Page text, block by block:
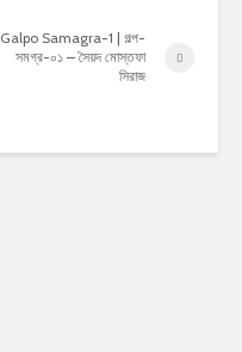
Galpo Samagra-1 | গল্প-
সমগ্র-০১ – সৈয়দ মোস্তফা
সিরাজ